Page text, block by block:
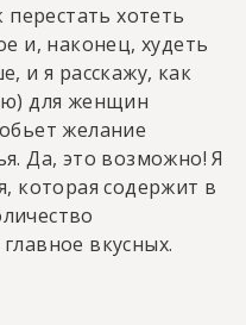
перестать хотеть
и, наконец, худеть
и я расскажу, как
для женщин
желание
Да, это возможно! Я
которая содержит в
вкусных.